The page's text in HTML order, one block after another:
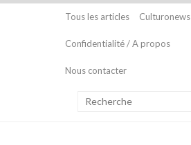
Tous les articles Culturonews
Confidentialité / A propos
Nous contacter